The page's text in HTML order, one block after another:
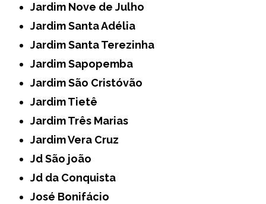
Jardim Nove de Julho
Jardim Santa Adélia
Jardim Santa Terezinha
Jardim Sapopemba
Jardim São Cristóvão
Jardim Tietê
Jardim Três Marias
Jardim Vera Cruz
Jd São joão
Jd da Conquista
José Bonifácio